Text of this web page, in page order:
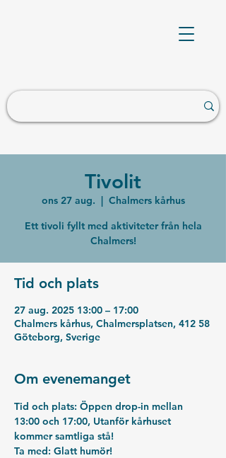
Tivolit
ons 27 aug.
  |
Chalmers kårhus
Ett tivoli fyllt med aktiviteter från hela
Chalmers!
Tid och plats
27 aug. 2025 13:00 – 17:00
Chalmers kårhus, Chalmersplatsen, 412 58
Göteborg, Sverige
Om evenemanget
Tid och plats: Öppen drop-in mellan
13:00 och 17:00, Utanför kårhuset
kommer samtliga stå!
Ta med: Glatt humör!